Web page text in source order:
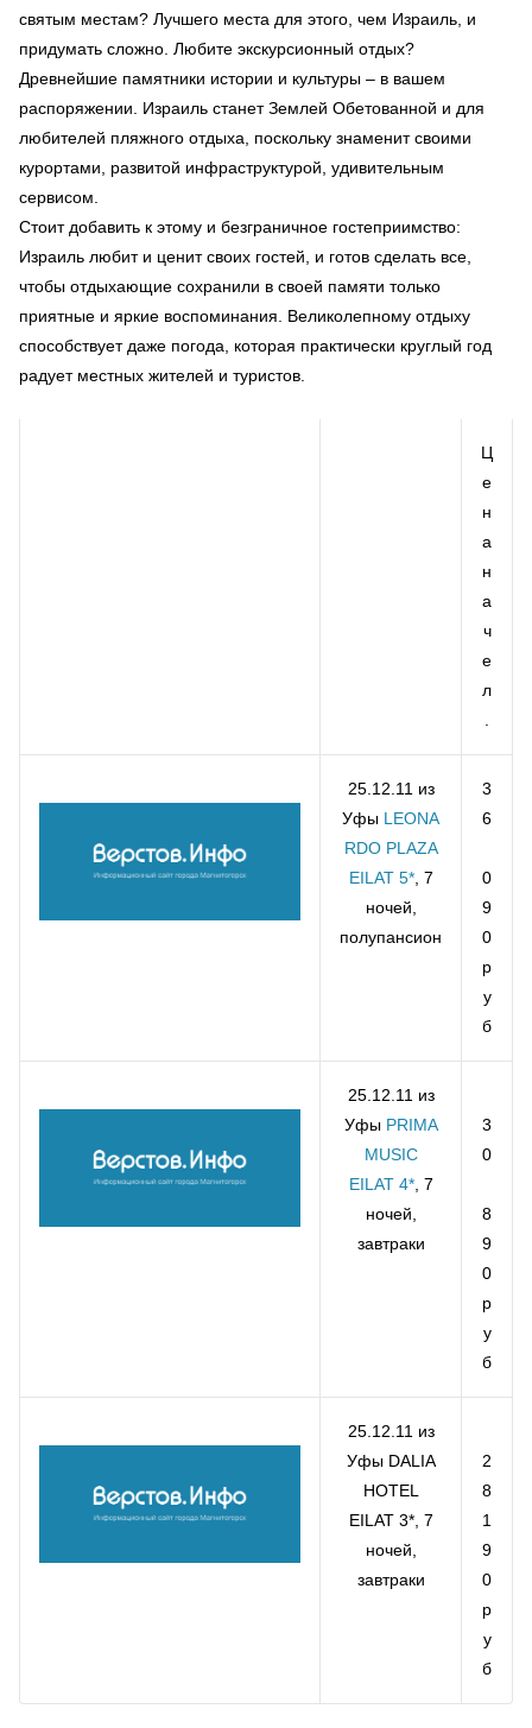
святым местам? Лучшего места для этого, чем Израиль, и
придумать сложно. Любите экскурсионный отдых?
Древнейшие памятники истории и культуры – в вашем
распоряжении. Израиль станет Землей Обетованной и для
любителей пляжного отдыха, поскольку знаменит своими
курортами, развитой инфраструктурой, удивительным
сервисом.
Стоит добавить к этому и безграничное гостеприимство:
Израиль любит и ценит своих гостей, и готов сделать все,
чтобы отдыхающие сохранили в своей памяти только
приятные и яркие воспоминания. Великолепному отдыху
способствует даже погода, которая практически круглый год
радует местных жителей и туристов.
Ц
е
н
а
н
а
ч
е
л
25.12.11 из
Уфы LEONA
RDO PLAZA
EILAT 5*, 7
ночей,
полупансион
3
6
0
9
0
р
у
б
25.12.11 из
Уфы PRIMA
MUSIC
EILAT 4*, 7
ночей,
завтраки
3
0
8
9
0
р
у
б
25.12.11 из
Уфы DALIA
HOTEL
EILAT 3*, 7
ночей,
завтраки
2
8
1
9
0
р
у
б